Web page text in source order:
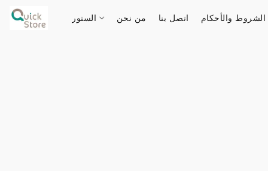
من نحن اتصل بنا الشروط والأحكام